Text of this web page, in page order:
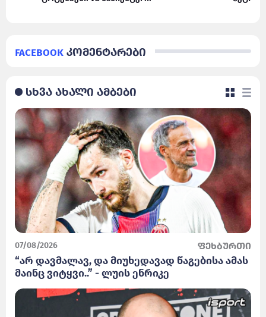
Facebook კომენტარები
სხვა ახალი ამბები
07/08/2026 ფეხბურთი
“არ დავმალავ, და მიუხედავად წაგებისა ამას
მაინც ვიტყვი..” - ლუის ენრიკე